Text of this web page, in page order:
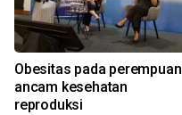
Obesitas pada perempuan
ancam kesehatan
reproduksi